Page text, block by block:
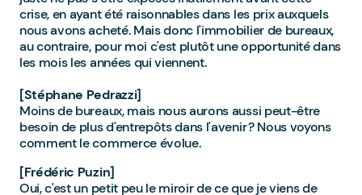
crise, en ayant été raisonnables dans les prix auxquels
nous avons acheté. Mais donc l'immobilier de bureaux,
au contraire, pour moi c'est plutôt une opportunité dans
les mois les années qui viennent.
[Stéphane Pedrazzi]
Moins de bureaux, mais nous aurons aussi peut-être
besoin de plus d'entrepôts dans l'avenir ? Nous voyons
comment le commerce évolue.
[Frédéric Puzin]
Oui, c'est un petit peu le miroir de ce que je viens de